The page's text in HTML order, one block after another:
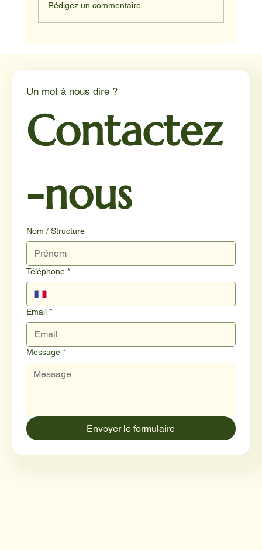
Rédigez un commentaire...
Un mot à nous dire ?
Contactez
-nous
Nom / Structure
Téléphone *
Email *
Message *
Envoyer le formulaire